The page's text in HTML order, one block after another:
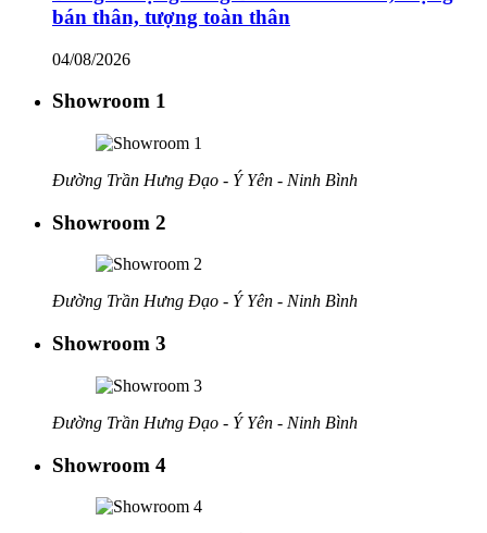
bán thân, tượng toàn thân
04/08/2026
Showroom 1
Đường Trần Hưng Đạo - Ý Yên - Ninh Bình
Showroom 2
Đường Trần Hưng Đạo - Ý Yên - Ninh Bình
Showroom 3
Đường Trần Hưng Đạo - Ý Yên - Ninh Bình
Showroom 4